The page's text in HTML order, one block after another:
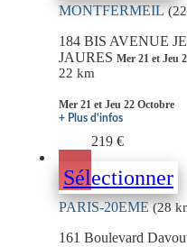
MONTFERMEIL
184 BIS AVENUE
JAURES Mer 21 et Jeu
22 km
Mer 21 et Jeu 22 Octobre
+ Plus d'infos
219 €
Sélectionner
PARIS-20EME(28
161 Boulevard